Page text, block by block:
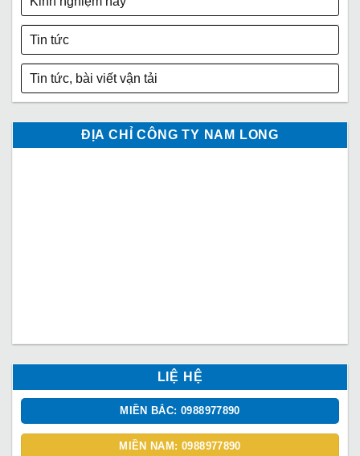
Tin tức
Tin tức, bài viết vận tải
ĐỊA CHỈ CÔNG TY NAM LONG
LIỆ HỆ
MIỀN BẮC: 0988977890
MIỀN NAM: 0988977890